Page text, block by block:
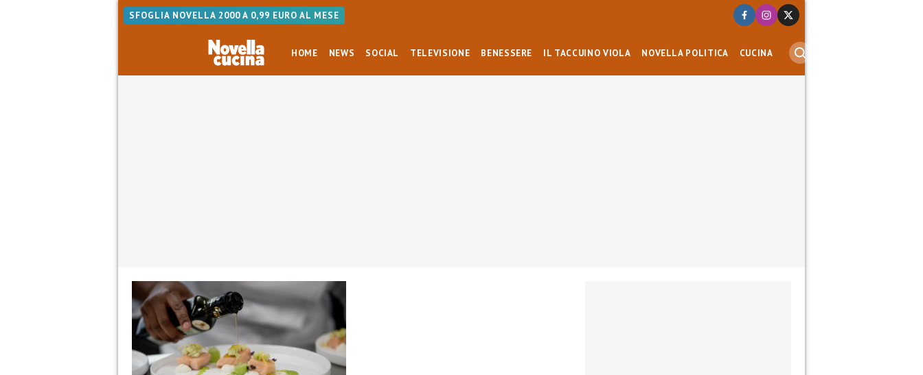
SFOGLIA NOVELLA 2000 A 0,99 EURO AL MESE
HOME NEWS SOCIAL TELEVISIONE BENESSERE IL TACCUINO VIOLA NOVELLA POLITICA CUCINA